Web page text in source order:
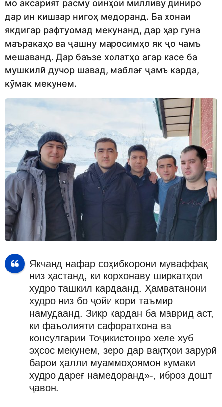
мо аксарият расму оинҳои милливу диниро
дар ин кишвар нигоҳ медоранд. Ба хонаи
якдигар рафтуомад мекунанд, дар ҳар гуна
маъракаҳо ва ҷашну маросимҳо як ҷо чамъ
мешаванд. Дар баъзе холатҳо агар касе ба
мушкилӣ дучор шавад, маблағ ҷамъ карда,
кӯмак мекунем.
Якчанд нафар соҳибкорони муваффақ
низ ҳастанд, ки корхонаву ширкатҳои
худро ташкил кардаанд. Ҳамватанони
худро низ бо ҷойи кори таъмир
намудаанд. Зикр кардан ба маврид аст,
ки фаъолияти сафоратхона ва
консулгарии Тоҷикистонро хеле хуб
эҳсос мекунем, зеро дар вақтҳои зарурӣ
барои ҳалли муаммоҳоямон кумаки
худро дареғ намедоранд»-, иброз дошт
ҷавон.